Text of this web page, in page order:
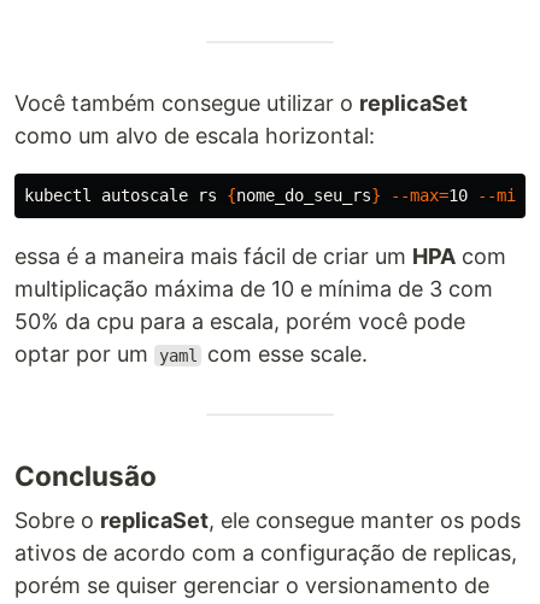
Você também consegue utilizar o replicaSet
como um alvo de escala horizontal:
kubectl autoscale rs {nome_do_seu_rs} --max=10 --min
essa é a maneira mais fácil de criar um HPA com
multiplicação máxima de 10 e mínima de 3 com
50% da cpu para a escala, porém você pode
optar por um
yaml com esse scale.
Conclusão
Sobre o replicaSet, ele consegue manter os pods
ativos de acordo com a configuração de replicas,
porém se quiser gerenciar o versionamento de